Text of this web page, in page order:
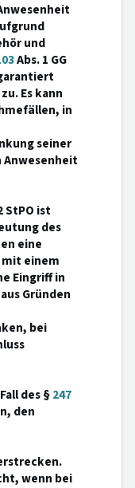
und
Abs. 1 GG
Es kann
in
seiner
StPO ist
des
eine
einem
Eingriff in
Gründen
bei
des §247
den
wenn bei